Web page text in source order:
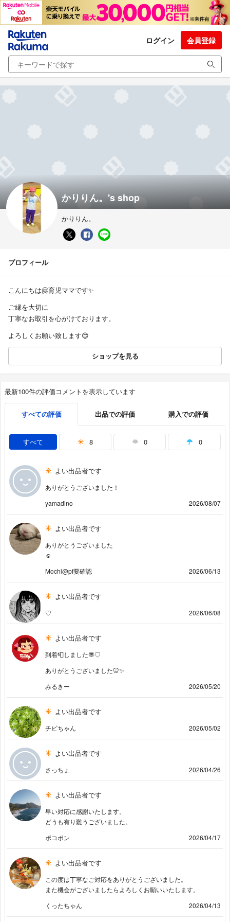
ログイン 会員登録
かりりん。's shop
かりりん。
プロフィール
こんにちは🤗育児ママです✨
ご縁を大切に
丁寧なお取引を心がけております。
よろしくお願い致します😊
ショップを見る
最新100件の評価コメントを表示しています
すべての評価 出品での評価 購入での評価
すべて 8 0 0
よい出品者です
ありがとうございました！
yamadino
2026/08/07
よい出品者です
ありがとうございました
☺️
Mochi@pf要確認
2026/06/13
よい出品者です
♡ 2026/06/08
よい出品者です
到着📮しました〠♡
ありがとうございました🦷✨
みるきー
2026/05/20
よい出品者です
チビちゃん 2026/05/02
よい出品者です
さっちょ 2026/04/26
よい出品者です
早い対応に感謝いたします。
どうも有り難うございました。
ポコポン
2026/04/17
よい出品者です
この度は丁寧なご対応をありがとうございました。
また機会がございましたらよろしくお願いいたします。
くったちゃん
2026/04/13